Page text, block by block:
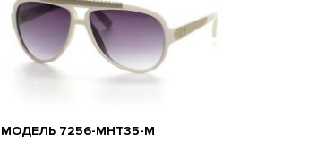
МОДЕЛЬ 7256-MHT35-M